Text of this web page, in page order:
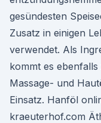
gesündesten
Zusatz in einigen
verwendet. Als
kommt es
Massage- und
Einsatz. Hanföl
kraeuterhof.com